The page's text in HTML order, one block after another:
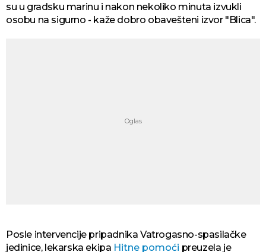
su u gradsku marinu i nakon nekoliko minuta izvukli
osobu na sigurno - kaže dobro obavešteni izvor "Blica".
Posle intervencije pripadnika Vatrogasno-spasilačke
jedinice, lekarska ekipa Hitne pomoći preuzela je